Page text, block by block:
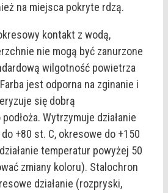
na miejsca pokryte rdzą.
kontakt z wodą,
nie mogą być zanurzone
wilgotność powietrza
jest odporna na zginanie i
się dobrą
Wytrzymuje działanie
+80 st. C, okresowe do +150
temperatur powyżej 50
zmiany koloru). Stalochron
działanie (rozpryski,